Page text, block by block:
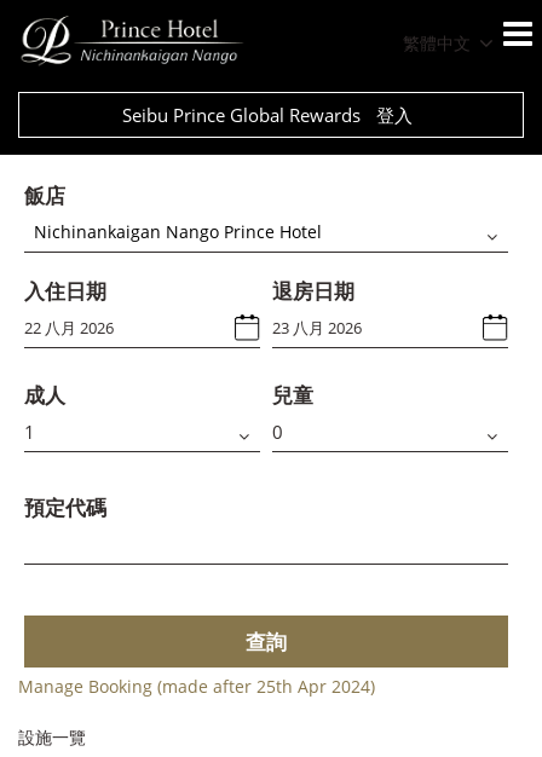
繁體中文
Seibu Prince Global Rewards 登入
飯店
Nichinankaigan Nango Prince Hotel
入住日期 退房日期
成人 兒童
預定代碼
查詢
Manage Booking (made after 25th Apr 2024)
設施一覽